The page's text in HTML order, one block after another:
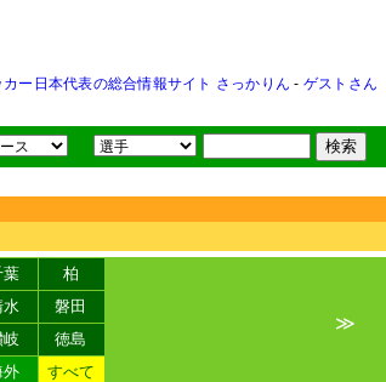
ー日本代表の総合情報サイト さっかりん - ゲストさん
葉
柏
水
磐田
岐
徳島
外 すべて
≫